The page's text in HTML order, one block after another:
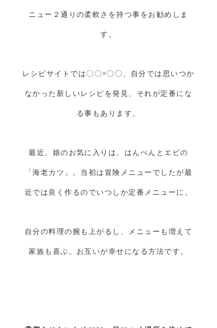
ニュー２通りの柔軟さを持つ事をお勧めしま
す。
レシピサイトでは〇〇×〇〇、自分では思いつか
なかった新しいレシピを発見、それが定番にな
る事もあります。
最近、娘のお気に入りは、はんぺんとエビの
「海老カツ」。当初は冒険メニューでしたが最
近では良く作るのでいつしか定番メニューに。
自分の料理の腕も上がるし、メニューも増えて
家族も喜ぶ。お互いが幸せになる方法です。